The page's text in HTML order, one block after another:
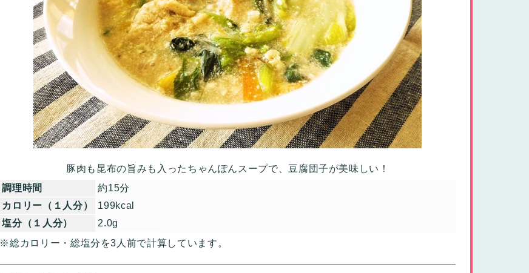
豚肉も昆布の旨みも入ったちゃんぽんスープで、豆腐団子が美味しい！
調理時間
約15分
カロリー（１人分）
199kcal
塩分（１人分）
2.0g
※総カロリー・総塩分を3人前で計算しています。